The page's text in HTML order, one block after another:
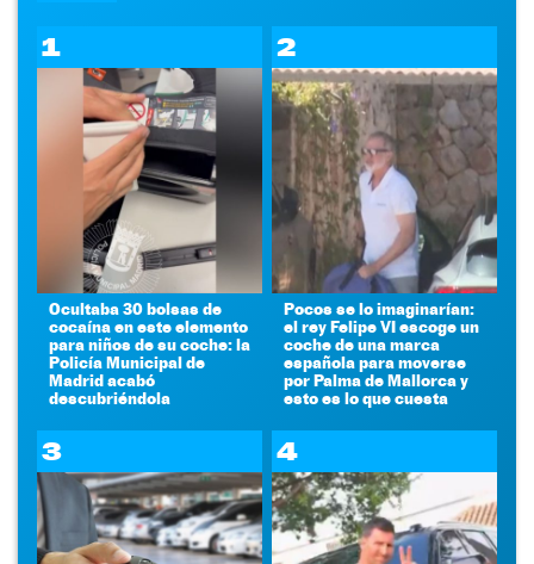
1
Ocultaba 30 bolsas de
cocaína en este elemento
para niños de su coche: la
Policía Municipal de
Madrid acabó
descubriéndola
2
Pocos se lo imaginarían:
el rey Felipe VI escoge un
coche de una marca
española para moverse
por Palma de Mallorca y
esto es lo que cuesta
3 4